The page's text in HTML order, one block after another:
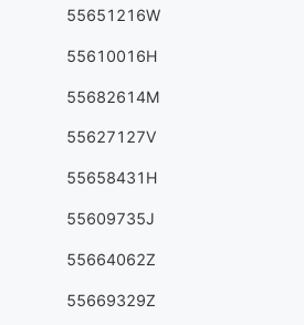
55651216W
55610016H
55682614M
55627127V
55658431H
55609735J
55664062Z
55669329Z